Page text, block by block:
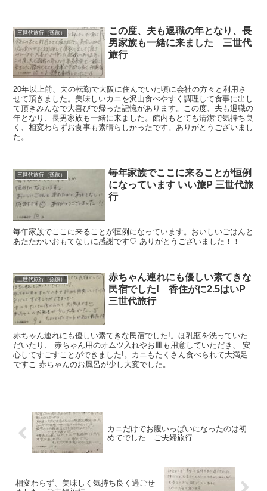
三世代旅行（孫旅）
この度、夫も退職の年となり、長
男家族も一緒に来ました 三世代
旅行
20年以上前、夫の転勤で大阪に住んでいた頃に会社の方々と利用さ
せて頂きました。美味しいカニを沢山食べやすく調理して食事に出し
て頂きみんなで大喜びで帰った記憶があります。この度、夫も退職の
年となり、長男家族も一緒に来ました。館内もとても清潔で気持ち良
く、相変わらずお食事も素晴らしかったです。ありがとうございまし
た。
三世代旅行（孫旅）
毎年家族でここに来ることが恒例
になっています いい旅P 三世代旅
行
毎年家族でここに来ることが恒例になっています。おいしいごはんと
あたたかいおもてなしに感謝です♡ ありがとうございました！！
三世代旅行（孫旅）
赤ちゃん連れにも優しい素てきな
民宿でした! 香住がに2.5はいP
三世代旅行
赤ちゃん連れにも優しい素てきな民宿でした!。ほ乳瓶を洗っていた
だいたり、 赤ちゃん用のオムツ入れやお皿も用意していただき、 安
心してすごすことができました!。カニもたくさん食べられて大満足
ですこ 赤ちゃんのお風呂が少し大変でした。
カニだけでお腹いっぱいになったのは初
めてでした ご夫婦旅行
相変わらず、美味しく気持ち良く過ごせ